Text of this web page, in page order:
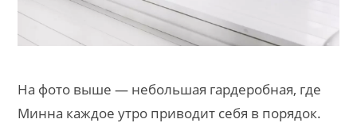
На фото выше — небольшая гардеробная, где
Минна каждое утро приводит себя в порядок.